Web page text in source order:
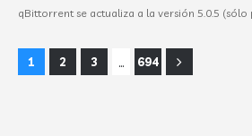
qBittorrent se actualiza a la versión 5.0.5 (sólo
1 2 3 ... 694